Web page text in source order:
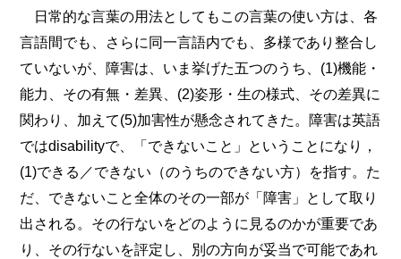
日常的な言葉の用法としてもこの言葉の使い方は、各
言語間でも、さらに同一言語内でも、多様であり整合し
ていないが、障害は、いま挙げた五つのうち、(1)機能・
能力、その有無・差異、(2)姿形・生の様式、その差異に
関わり、加えて(5)加害性が懸念されてきた。障害は英語
ではdisabilityで、「できないこと」ということになり，
(1)できる／できない（のうちのできない方）を指す。た
だ、できないこと全体のその一部が「障害」として取り
出される。その行ないをどのように見るのかが重要であ
り、その行ないを評定し、別の方向が妥当で可能であれ